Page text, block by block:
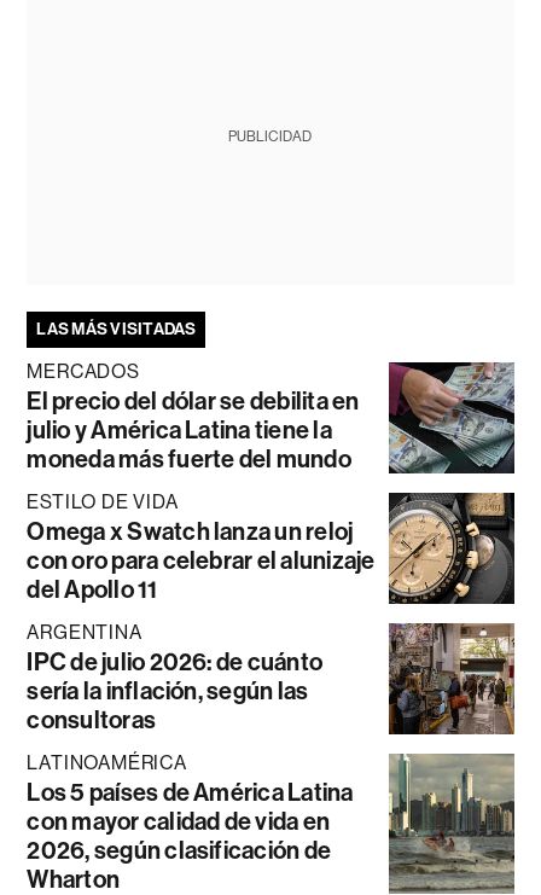
PUBLICIDAD
LAS MÁS VISITADAS
MERCADOS
El precio del dólar se debilita en
julio y América Latina tiene la
moneda más fuerte del mundo
ESTILO DE VIDA
Omega x Swatch lanza un reloj
con oro para celebrar el alunizaje
del Apollo 11
ARGENTINA
IPC de julio 2026: de cuánto
sería la inflación, según las
consultoras
LATINOAMÉRICA
Los 5 países de América Latina
con mayor calidad de vida en
2026, según clasificación de
Wharton